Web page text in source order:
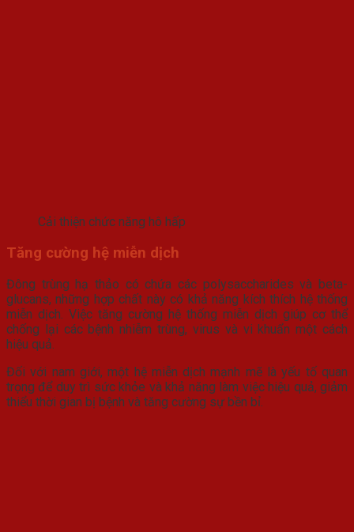
Cải thiện chức năng hô hấp
Tăng cường hệ miễn dịch
Đông trùng hạ thảo có chứa các polysaccharides và beta-
glucans, những hợp chất này có khả năng kích thích hệ thống
miễn dịch. Việc tăng cường hệ thống miễn dịch giúp cơ thể
chống lại các bệnh nhiễm trùng, virus và vi khuẩn một cách
hiệu quả.
Đối với nam giới, một hệ miễn dịch mạnh mẽ là yếu tố quan
trọng để duy trì sức khỏe và khả năng làm việc hiệu quả, giảm
thiểu thời gian bị bệnh và tăng cường sự bền bỉ.